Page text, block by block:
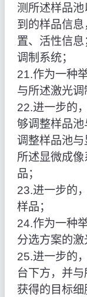
测所述样品
到的样品信
置、活性信
调制系统；
21.作为一种
与所述激光调
22.进一步的
够调整样品
调整样品池
所述显微成
品；
23.进一步的
样品；
24.作为一种
分选方案的激
25.进一步的
台下方，并
获得的目标细